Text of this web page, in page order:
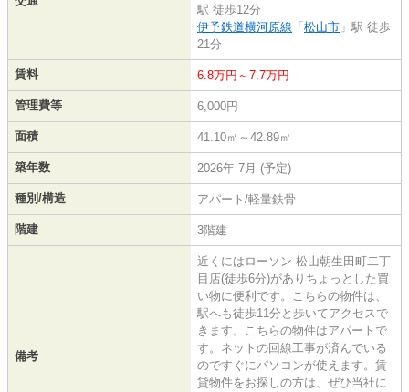
駅 徒歩12分
伊予鉄道横河原線 「 松山市 」駅 徒歩
21分
賃料 6.8万円～7.7万円
管理費等 6,000円
面積 41.10㎡～42.89㎡
築年数 2026年 7月 (予定)
種別/構造 アパート/軽量鉄骨
階建 3階建
備考
近くにはローソン 松山朝生田町二丁
目店(徒歩6分)がありちょっとした買
い物に便利です。こちらの物件は、
駅へも徒歩11分と歩いてアクセスで
きます。こちらの物件はアパートで
す。ネットの回線工事が済んでいる
のですぐにパソコンが使えます。賃
貸物件をお探しの方は、ぜひ当社に